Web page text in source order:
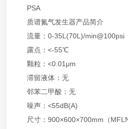
PSA
质谱氮气发生器产品简介
流量：0-35L(70L)/min@100psi
露点：<-55℃
颗粒：<0.01μm
滞留液体：无
邻苯二甲酸：无
噪声：<55dB(A)
尺寸：900×600×700mm（